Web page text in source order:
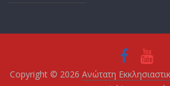
Copyright © 2026Ανώτατη